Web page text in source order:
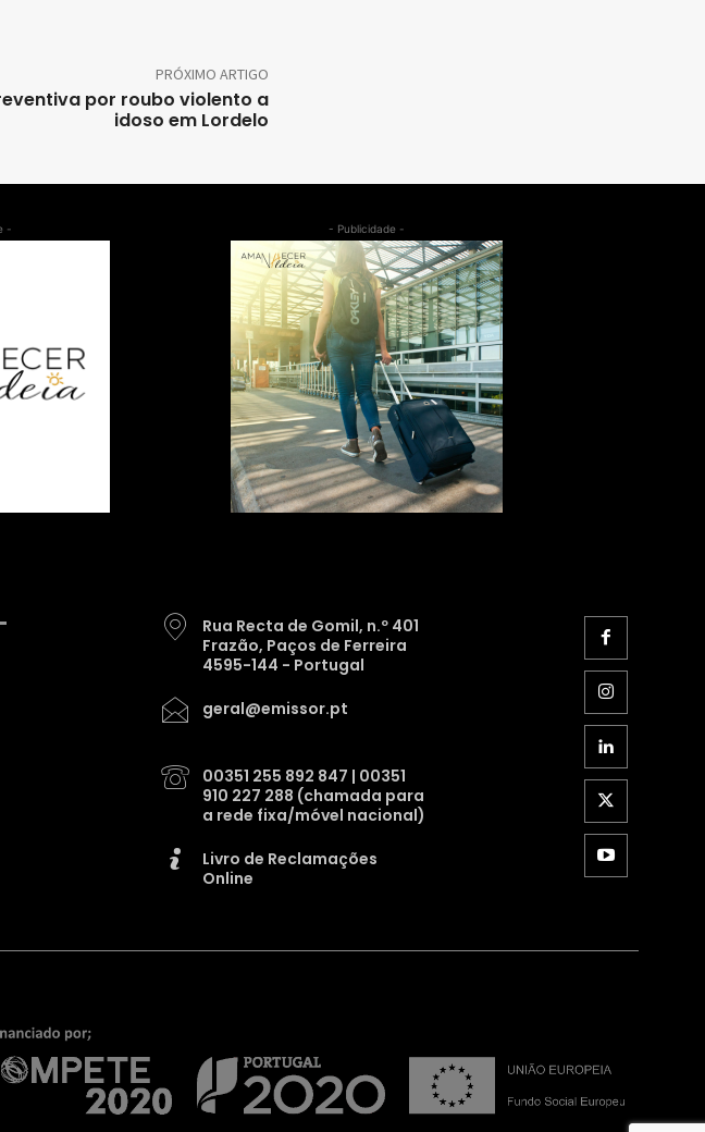
PRÓXIMO ARTIGO
por roubo violento a
idoso em Lordelo
- - Publicidade -
Rua Recta de Gomil, n.º 401
Frazão, Paços de Ferreira
4595-144 - Portugal
geral@emissor.pt
00351 255 892 847 | 00351
910 227 288 (chamada para
a rede fixa/móvel nacional)
Livro de Reclamações
Online